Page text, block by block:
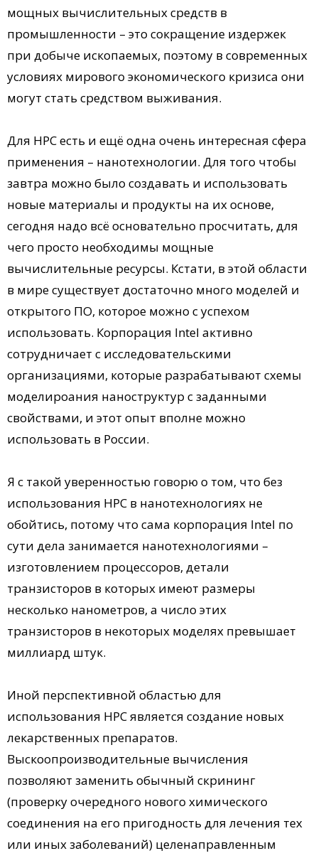
мощных вычислительных средств в
промышленности – это сокращение издержек
при добыче ископаемых, поэтому в современных
условиях мирового экономического кризиса они
могут стать средством выживания.
Для НРС есть и ещё одна очень интересная сфера
применения – нанотехнологии. Для того чтобы
завтра можно было создавать и использовать
новые материалы и продукты на их основе,
сегодня надо всё основательно просчитать, для
чего просто необходимы мощные
вычислительные ресурсы. Кстати, в этой области
в мире существует достаточно много моделей и
открытого ПО, которое можно с успехом
использовать. Корпорация Intel активно
сотрудничает с исследовательскими
организациями, которые разрабатывают схемы
моделироания наноструктур с заданными
свойствами, и этот опыт вполне можно
использовать в России.
Я с такой уверенностью говорю о том, что без
использования НРС в нанотехнологиях не
обойтись, потому что сама корпорация Intel по
сути дела занимается нанотехнологиями –
изготовлением процессоров, детали
транзисторов в которых имеют размеры
несколько нанометров, а число этих
транзисторов в некоторых моделях превышает
миллиард штук.
Иной перспективной областью для
использования НРС является создание новых
лекарственных препаратов.
Выскоопроизводительные вычисления
позволяют заменить обычный скрининг
(проверку очередного нового химического
соединения на его пригодность для лечения тех
или иных заболеваний) целенаправленным